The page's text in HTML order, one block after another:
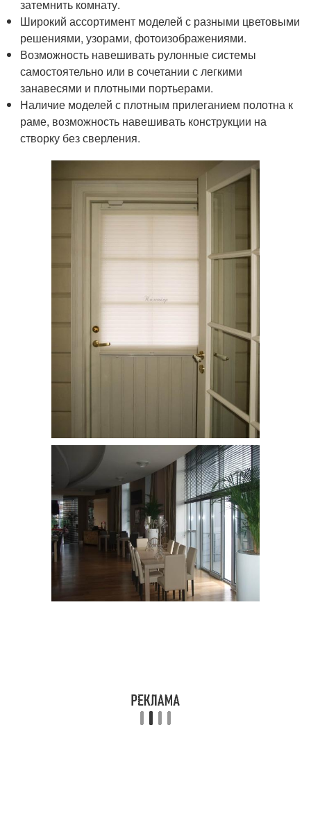
затемнить комнату.
Широкий ассортимент моделей с разными цветовыми
решениями, узорами, фотоизображениями.
Возможность навешивать рулонные системы
самостоятельно или в сочетании с легкими
занавесями и плотными портьерами.
Наличие моделей с плотным прилеганием полотна к
раме, возможность навешивать конструкции на
створку без сверления.